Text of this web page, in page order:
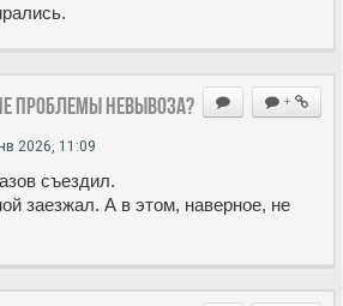
+
проблемы невывоза?
2026, 11:09
съездил.
заезжал. А в этом, наверное, не